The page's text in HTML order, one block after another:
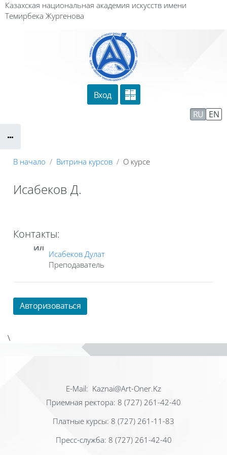
Перейти к основному содержанию
Казахская национальная академия искусств имени
Темирбека Жургенова
Вход
RU EN
В начало Витрина курсов О курсе
Исабеков Д.
Контакты:
ИД
Исабеков Дулат
Преподаватель
Авторизоваться
\
Е-Mail: Kaznai@Art-Oner.Kz
Приемная ректора: 8 (727) 261-42-40
Платные курсы: 8 (727) 261-11-83
Пресс-служба: 8 (727) 261-42-40